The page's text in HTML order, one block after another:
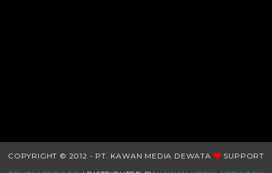
COPYRIGHT © 2012 - PT. KAWAN MEDIA DEWATA
SUPPORT